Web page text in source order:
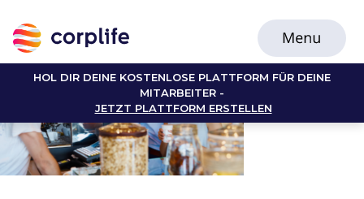
HOL DIR DEINE KOSTENLOSE PLATTFORM FÜR DEINE
MITARBEITER -
JETZT PLATTFORM ERSTELLEN